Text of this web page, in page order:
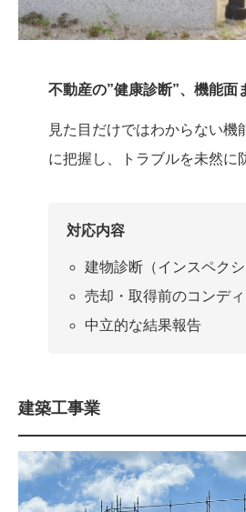
不動産の”健康診断”、機能面
見た目だけではわからない機
に把握し、トラブルを未然に
対応内容
建物診断（インスペクシ
売却・取得前のコンデ
中立的な結果報告
建築工事業